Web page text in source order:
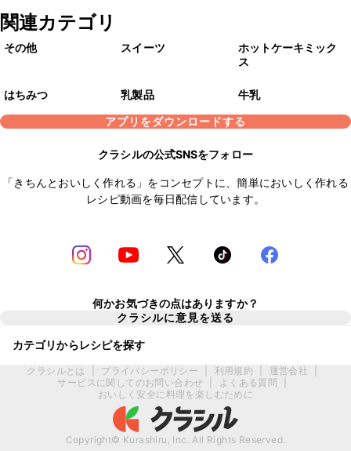
関連カテゴリ
その他 スイーツ
ホットケーキミック
ス
はちみつ 乳製品
牛乳
アプリをダウンロードする
クラシルの公式SNSをフォロー
「きちんとおいしく作れる」をコンセプトに、簡単においしく作れる
レシピ動画を毎日配信しています。
何かお気づきの点はありますか？
クラシルに意見を送る
カテゴリからレシピを探す
クラシルとは プライバシーポリシー 利用規約 運営会社
サービスに関してのお問い合わせ
よくある質問
おいしく安全に料理を楽しむために
Copyright© Kurashiru, Inc. All Rights Reserved.